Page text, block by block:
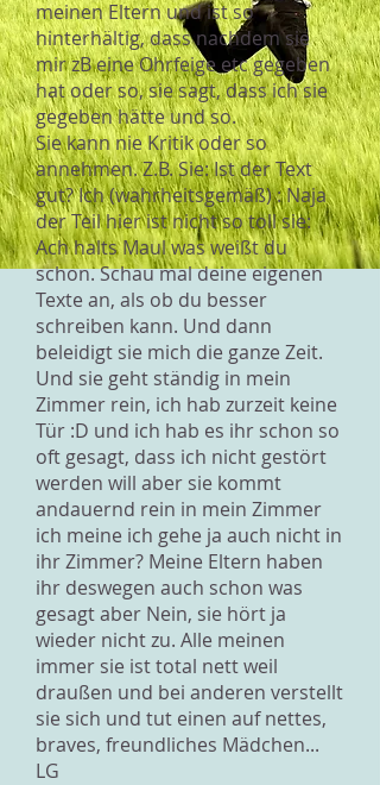
meinen Eltern und ist so
hinterhältig, dass nachdem sie
mir zB eine Ohrfeige etc gegeben
hat oder so, sie sagt, dass ich sie
gegeben hätte und so.
Sie kann nie Kritik oder so
annehmen. Z.B. Sie: Ist der Text
gut? Ich (wahrheitsgemäß) : Naja
der Teil hier ist nicht so toll sie:
Ach halts Maul was weißt du
schon. Schau mal deine eigenen
Texte an, als ob du besser
schreiben kann. Und dann
beleidigt sie mich die ganze Zeit.
Und sie geht ständig in mein
Zimmer rein, ich hab zurzeit keine
Tür :D und ich hab es ihr schon so
oft gesagt, dass ich nicht gestört
werden will aber sie kommt
andauernd rein in mein Zimmer
ich meine ich gehe ja auch nicht in
ihr Zimmer? Meine Eltern haben
ihr deswegen auch schon was
gesagt aber Nein, sie hört ja
wieder nicht zu. Alle meinen
immer sie ist total nett weil
draußen und bei anderen verstellt
sie sich und tut einen auf nettes,
braves, freundliches Mädchen...
LG